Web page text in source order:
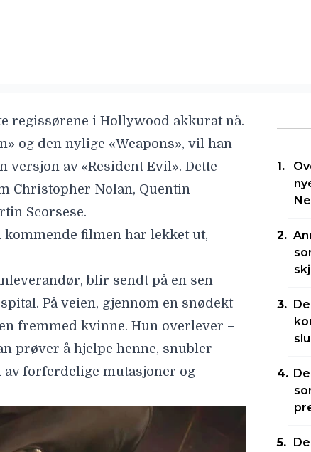
regissørene i Hollywood akkurat nå.
og den nylige «Weapons», vil han
av «Resident Evil». Dette
Christopher Nolan, Quentin
Scorsese.
filmen har lekket ut,
blir sendt på en sen
På veien, gjennom en snødekt
fremmed kvinne. Hun overlever –
prøver å hjelpe henne, snubler
forferdelige mutasjoner og